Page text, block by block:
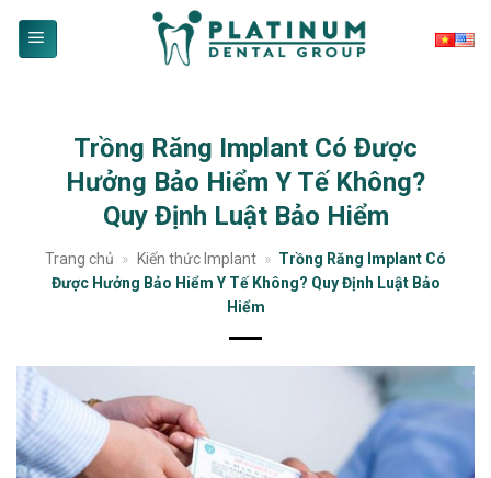
Trồng Răng Implant Có Được
Hưởng Bảo Hiểm Y Tế Không?
Quy Định Luật Bảo Hiểm
Trang chủ » Kiến thức Implant » Trồng Răng Implant Có
Được Hưởng Bảo Hiểm Y Tế Không? Quy Định Luật Bảo
Hiểm